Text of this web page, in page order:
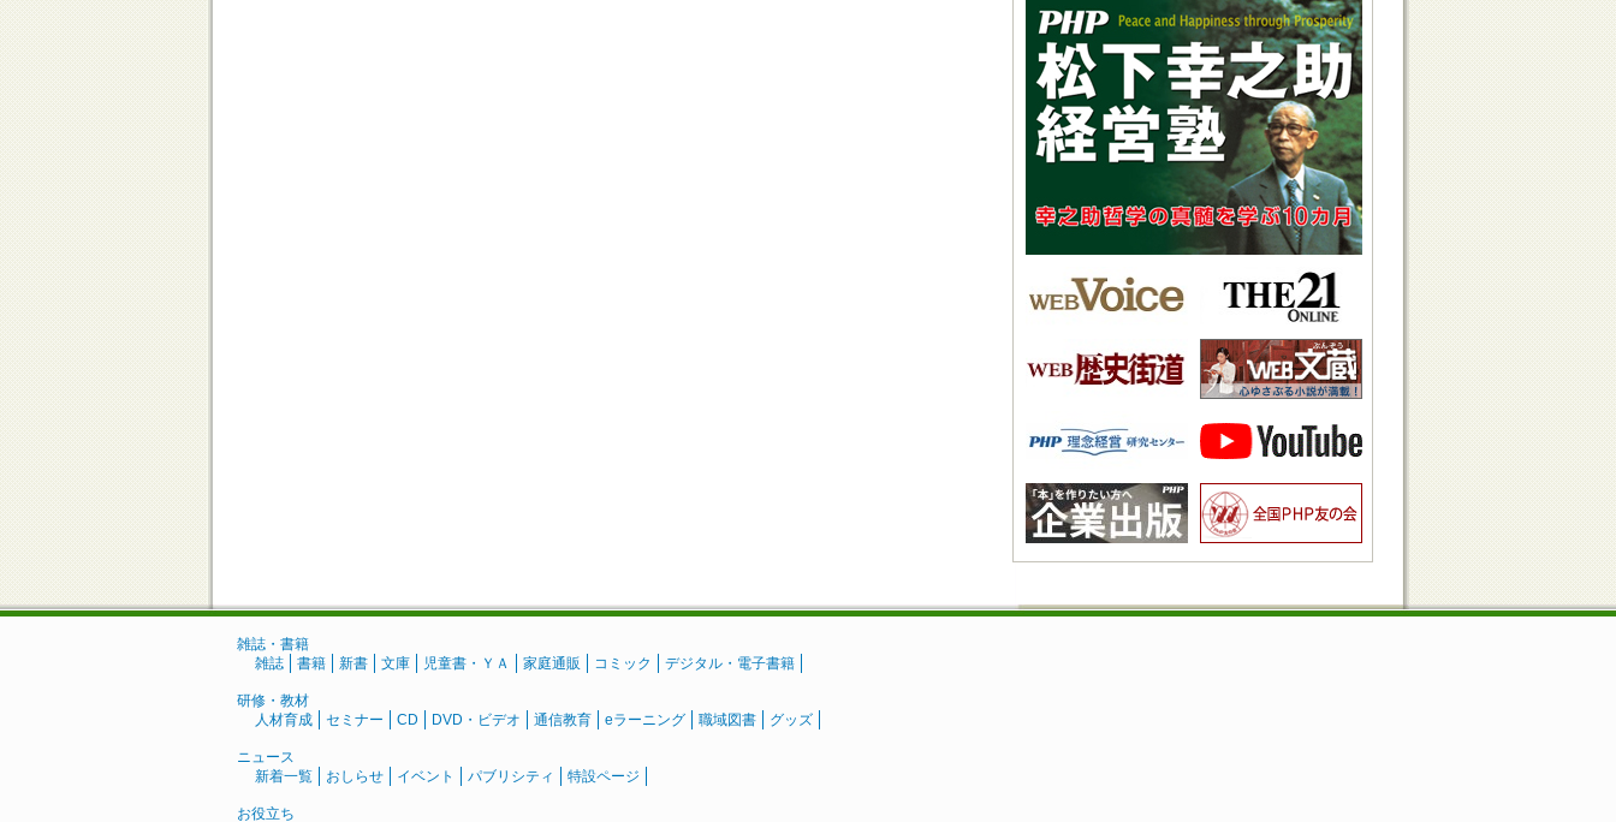
雑誌・書籍
雑誌
書籍 新書 文庫 児童書・ＹＡ 家庭通販 コミック デジタル・電子書籍
研修・教材
人材育成
セミナー CD DVD・ビデオ 通信教育 eラーニング 職域図書 グッズ
ニュース
新着一覧
おしらせ イベント パブリシティ 特設ページ
お役立ち